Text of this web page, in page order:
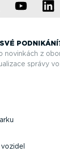
novinkách z
správy